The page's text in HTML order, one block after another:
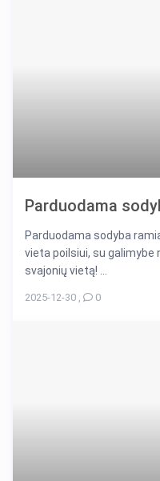
Parduodama
Parduodama sodyba
vieta poilsiui, su galimybe
svajonių vietą! ...
2025-12-30 , 0